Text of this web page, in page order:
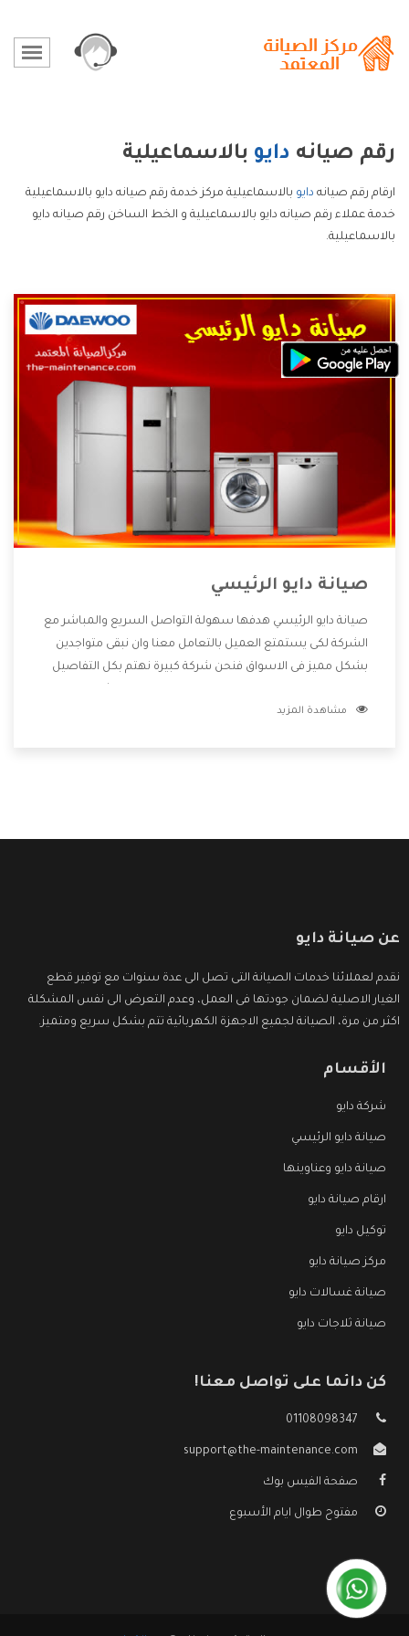
رقم صيانه دايو بالاسماعيلية
ارقام رقم صيانه دايو بالاسماعيلية مركز خدمة رقم صيانه دايو بالاسماعيلية
خدمة عملاء رقم صيانه دايو بالاسماعيلية و الخط الساخن رقم صيانه دايو
بالاسماعيلية.
صيانة دايو الرئيسي
صيانة دايو الرئيسي هدفها سهولة التواصل السريع والمباشر مع
الشركة لكى يستمتع العميل بالتعامل معنا وان نبقى متواجدين
بشكل مميز فى الاسواق فنحن شركة كبيرة نهتم بكل التفاصيل
والتى تكون منها خدمة الصيانة التى تكون من أهم الخدمات التى
مشاهدة المزيد
عن صيانة دايو
نقدم لعملائنا خدمات الصيانة التى تصل الى عدة سنوات مع توفير قطع
الغيار الاصلية لضمان جودتها فى العمل، وعدم التعرض الى نفس المشكلة
اكثر من مرة، الصيانة لجميع الاجهزة الكهربائية تتم بشكل سريع ومتميز.
الأقسام
شركة دايو
صيانة دايو الرئيسي
صيانة دايو وعناوينها
ارقام صيانة دايو
توكيل دايو
مركز صيانة دايو
صيانة غسالات دايو
صيانة ثلاجات دايو
كن دائما على تواصل معنا!
01108098347
support@the-maintenance.com
صفحة الفيس بوك
مفتوح طوال ايام الأسبوع